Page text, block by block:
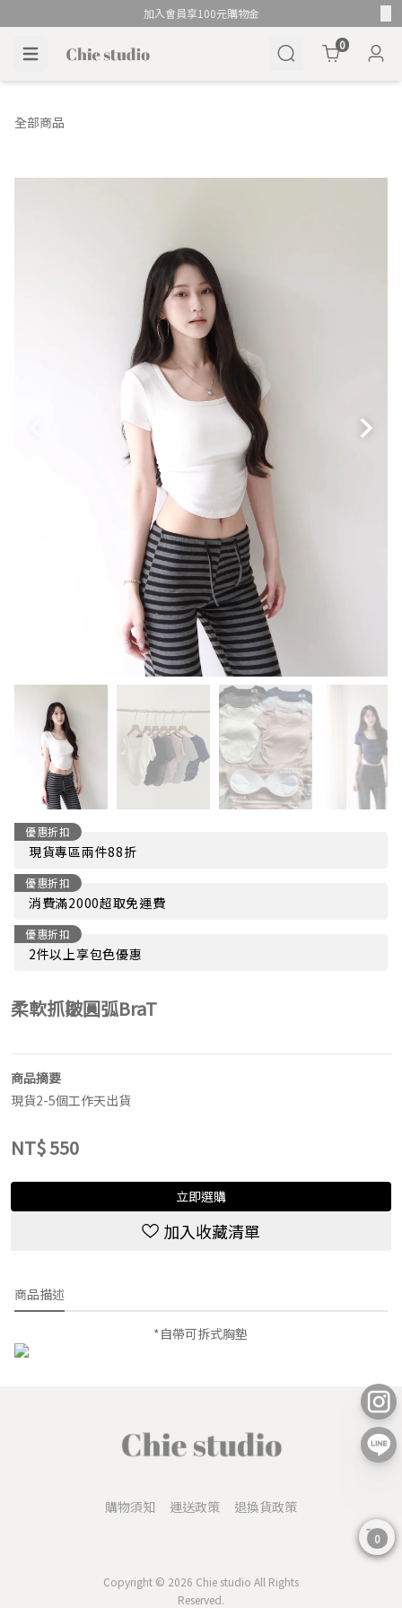
加入會員享100元購物金
Cart0
全部商品
優惠折扣
現貨專區兩件88折
優惠折扣
消費滿2000超取免運費
優惠折扣
2件以上享包色優惠
柔軟抓皺圓弧BraT
商品摘要
現貨2-5個工作天出貨
NT$550
立即選購
加入收藏清單
商品描述
*自帶可拆式胸墊
購物須知 運送政策 退換貨政策
Copyright © 2026 Chie studio All Rights
Reserved.
0